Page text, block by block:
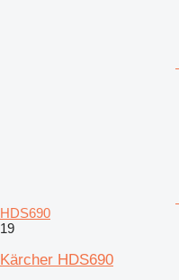
HDS690
19
Kärcher HDS690